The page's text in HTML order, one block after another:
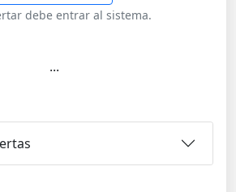
debe entrar al sistema.
...